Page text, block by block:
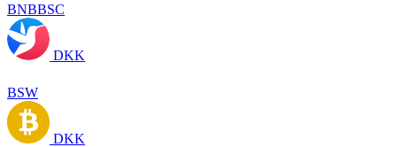
BNBBSC
DKK
BSW
DKK